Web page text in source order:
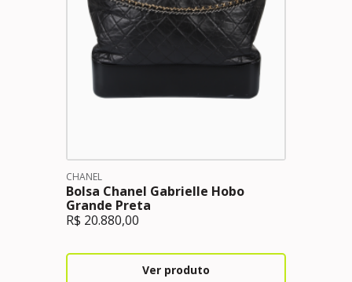
CHANEL
Bolsa Chanel Gabrielle Hobo
Grande Preta
R$ 20.880,00
Ver produto